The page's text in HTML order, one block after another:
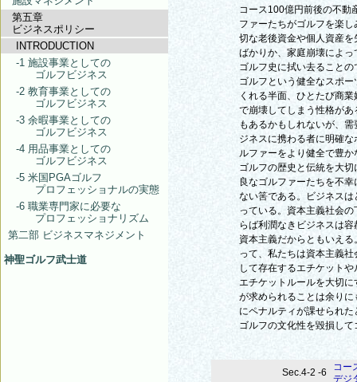
第五章
ビジネスポリシー
INTRODUCTION
-1 施設事業としての
ゴルフビジネス
-2 教育事業としての
ゴルフビジネス
-3 余暇事業としての
ゴルフビジネス
-4 用品事業としての
ゴルフビジネス
-5 米国PGAゴルフ
プロフェッショナルの実態
-6 職業専門家に必要な
プロフェッショナリズム
第二部 ビジネスマネジメント
神聖ゴルフ武士道
コース100億円前後の不動
ファーたちがゴルフを楽
切な老後資金や個人資産
ばかりか、家庭崩壊によ
ゴルフ史に拭い去ること
ゴルフという健全なスポ
くれる半面、ひとたび商
で崩壊してしまう性格が
もあるかもしれないが、
ジネスに携わる者に明確
ルファーをより健全で豊
ゴルフの歴史と伝統を大
良なゴルファーたちを不
ない筈である。ビジネス
っている。資本主義社会
らば利潤なきビジネスは
資本主義だからともいえ
って、私たちは資本主義
して存在するエチケット
エチケットルールを大切
が求められることは余り
にペナルティが課せられ
ゴルフの文化性を毀損し
Sec.4-2 -6
コー
デジ